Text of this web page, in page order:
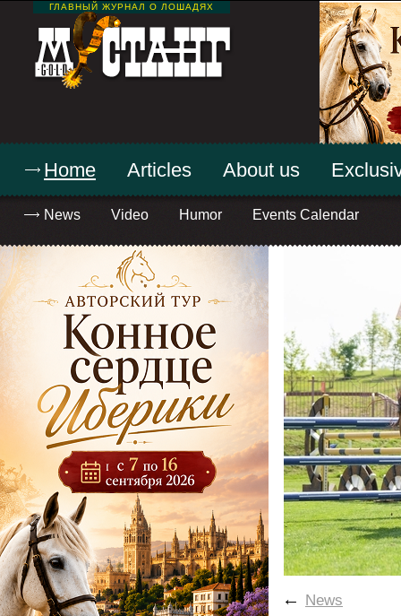
ГЛАВНЫЙ ЖУРНАЛ О ЛОШАДЯХ
Home
News Video Humor Events Calendar
Articles About us
← News